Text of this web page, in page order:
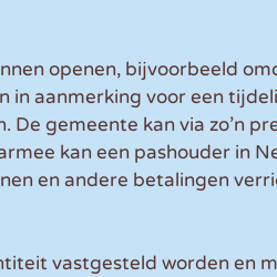
openen, bijvoorbeeld
in aanmerking voor een
De gemeente kan via zo’n
kan een pashouder in
en andere betalingen
vastgesteld worden en